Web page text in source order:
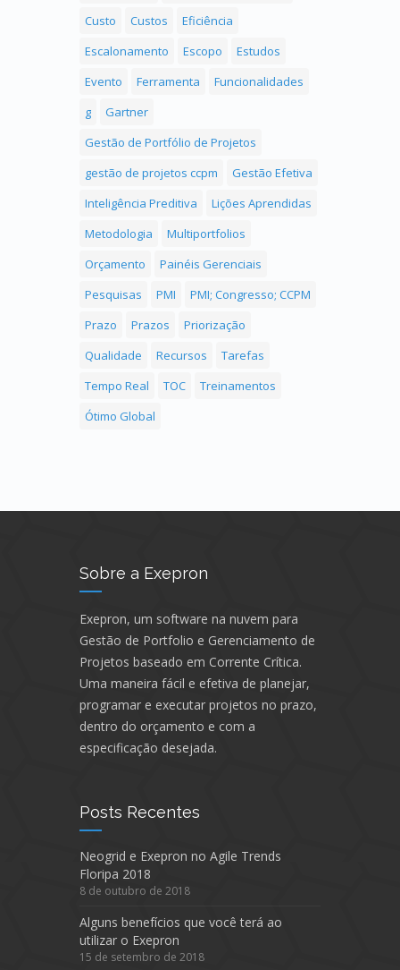
Custo Custos
Eficiência
Escalonamento
Escopo
Estudos
Evento
Ferramenta
Funcionalidades
g
Gartner
Gestão de Portfólio de Projetos
gestão de projetos ccpm
Gestão Efetiva
Inteligência Preditiva
Lições Aprendidas
Metodologia
Multiportfolios
Orçamento
Painéis Gerenciais
Pesquisas
PMI
PMI; Congresso; CCPM
Prazo
Prazos
Priorização
Qualidade
Recursos
Tarefas
Tempo Real
TOC
Treinamentos
Ótimo Global
Sobre a Exepron
Exepron, um software na nuvem para
Gestão de Portfolio e Gerenciamento de
Projetos baseado em Corrente Crítica.
Uma maneira fácil e efetiva de planejar,
programar e executar projetos no prazo,
dentro do orçamento e com a
especificação desejada.
Posts Recentes
Neogrid e Exepron no Agile Trends
Floripa 2018
8 de outubro de 2018
Alguns benefícios que você terá ao
utilizar o Exepron
15 de setembro de 2018